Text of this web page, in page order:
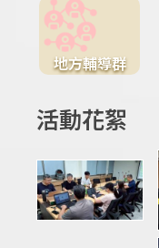
地方輔導群
活動花絮